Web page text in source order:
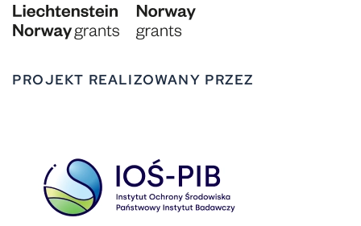
PROJEKT REALIZOWANY PRZEZ